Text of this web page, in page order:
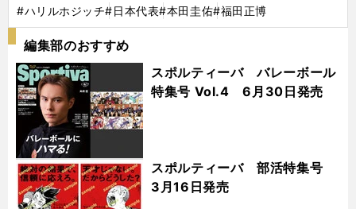
#ハリルホジッチ#日本代表#本田圭佑#福田正博
編集部のおすすめ
スポルティーバ バレーボール
特集号 Vol.4 6月30日発売
スポルティーバ 部活特集号
3月16日発売